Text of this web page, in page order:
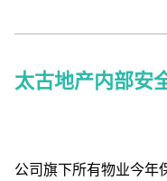
太古地产内部安
公司旗下所有物业今年